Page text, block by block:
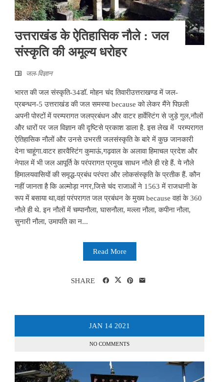
उत्तराखंड के ऐतिहासिक नौले : जल
संस्कृति की अमूल्य धरोहर
जल-विज्ञान
भारत की जल संस्कृति-34डॉ. मोहन चंद तिवारीउत्तराखण्ड में जल-
प्रबन्धन-5 उत्तराखंड की जल समस्या because को लेकर मैंने पिछली
अपनी पोस्टों में परम्परागत जलप्रबंधन और वाटर हार्वेस्टिंग से जुड़े गुल,नौलों
और धारों पर जल विज्ञान की दृष्टिसे प्रकाश डाला है. इस लेख में परम्परागत
ऐतिहासिक नौलों और उनसे उभरती जलसंस्कृति के बारे में कुछ जानकारी
देना चाहूंगा.वाटर हारवैस्टिंग कुमाऊं,गढ़वाल के अलावा हिमाचल प्रदेश और
नेपाल में भी जल आपूर्ति के परंपरागत प्रमुख साधन नौले ही रहे हैं. ये नौले
हिमालयवासियों की समृद्ध-प्रबंध परंपरा और लोकसंस्कृति के प्रतीक हैं. कौन
नहीं जानता है कि अल्मोड़ा नगर,जिसे चंद राजाओं ने 1563 में राजधानी के
रूप में बसाया था,वहां परंपरागत जल प्रबंधन के मुख्य because वहां के 360
नौले ही थे. इन नौलों में चम्पानौला, घासनौला, मल्ला नौला, कपीना नौला,
सुनारी नौला, उमापति का न...
Read More
SHARE
JAN 14 2021
NO COMMENTS